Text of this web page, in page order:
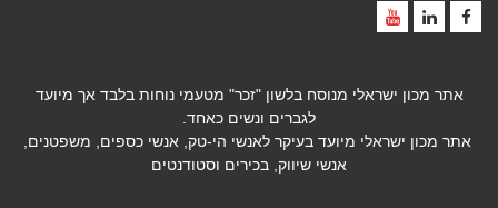
אתר מכון ישראלי מנוסח בלשון "זכר" מטעמי נוחות בלבד אך מיועד
לגברים ונשים כאחד.
אתר מכון ישראלי מיועד בעיקר לאנשי הי-טק, אנשי כספים, משפטנים,
אנשי שיווק, בכירים וסטודנטים